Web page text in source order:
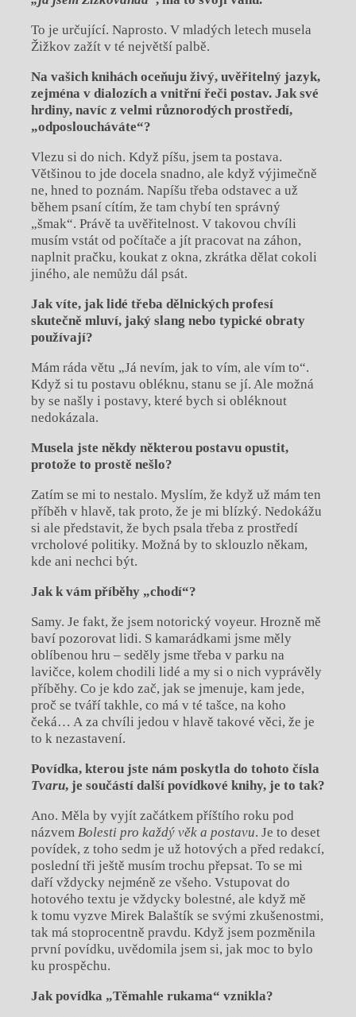
To je určující. Naprosto. V mladých letech musela
Žižkov zažít v té největší palbě.
Na vašich knihách oceňuju živý, uvěřitelný jazyk,
zejména v dialozích a vnitřní řeči postav. Jak své
hrdiny, navíc z velmi různorodých prostředí,
„odposloucháváte“?
Vlezu si do nich. Když píšu, jsem ta postava.
Většinou to jde docela snadno, ale když výjimečně
ne, hned to poznám. Napíšu třeba odstavec a už
během psaní cítím, že tam chybí ten správný
„šmak“. Právě ta uvěřitelnost. V takovou chvíli
musím vstát od počítače a jít pracovat na záhon,
naplnit pračku, koukat z okna, zkrátka dělat cokoli
jiného, ale nemůžu dál psát.
Jak víte, jak lidé třeba dělnických profesí
skutečně mluví, jaký slang nebo typické obraty
používají?
Mám ráda větu „Já nevím, jak to vím, ale vím to“.
Když si tu postavu obléknu, stanu se jí. Ale možná
by se našly i postavy, které bych si obléknout
nedokázala.
Musela jste někdy některou postavu opustit,
protože to prostě nešlo?
Zatím se mi to nestalo. Myslím, že když už mám ten
příběh v hlavě, tak proto, že je mi blízký. Nedokážu
si ale představit, že bych psala třeba z prostředí
vrcholové politiky. Možná by to sklouzlo někam,
kde ani nechci být.
Jak k vám příběhy „chodí“?
Samy. Je fakt, že jsem notorický voyeur. Hrozně mě
baví pozorovat lidi. S kamarádkami jsme měly
oblíbenou hru – seděly jsme třeba v parku na
lavičce, kolem chodili lidé a my si o nich vyprávěly
příběhy. Co je kdo zač, jak se jmenuje, kam jede,
proč se tváří takhle, co má v té tašce, na koho
čeká… A za chvíli jedou v hlavě takové věci, že je
to k nezastavení.
Povídka, kterou jste nám poskytla do tohoto čísla
Tvaru, je součástí další povídkové knihy, je to tak?
Ano. Měla by vyjít začátkem příštího roku pod
názvem Bolesti pro každý věk a postavu. Je to deset
povídek, z toho sedm je už hotových a před redakcí,
poslední tři ještě musím trochu přepsat. To se mi
daří vždycky nejméně ze všeho. Vstupovat do
hotového textu je vždycky bolestné, ale když mě
k tomu vyzve Mirek Balaštík se svými zkušenostmi,
tak má stoprocentně pravdu. Když jsem pozměnila
první povídku, uvědomila jsem si, jak moc to bylo
ku prospěchu.
Jak povídka „Těmahle rukama“ vznikla?